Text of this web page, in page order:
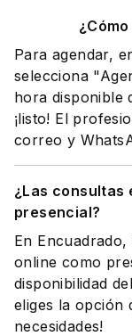
Para agendar,
selecciona
hora disponible
¡listo! El
correo y
¿Las consultas
presencial?
En
online como
disponibilidad
eliges la opción
necesidades!